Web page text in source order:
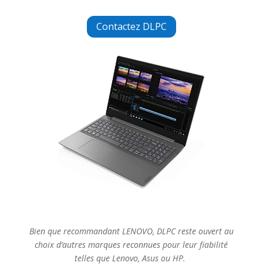
Contactez DLPC
Bien que recommandant LENOVO, DLPC reste ouvert au
choix d’autres marques reconnues pour leur fiabilité
telles que Lenovo, Asus ou HP.